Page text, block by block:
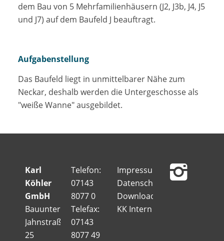
dem Bau von 5 Mehrfamilienhäusern (J2, J3b, J4, J5
und J7) auf dem Baufeld J beauftragt.
Aufgabenstellung
Das Baufeld liegt in unmittelbarer Nähe zum
Neckar, deshalb werden die Untergeschosse als
"weiße Wanne" ausgebildet.
Karl
Köhler
GmbH
Bauunternehmung
Jahnstraße
25
Telefon:
07143
8077 0
Telefax:
07143
8077 49
Impressum
Datenschutz
Downloads
KK Intern